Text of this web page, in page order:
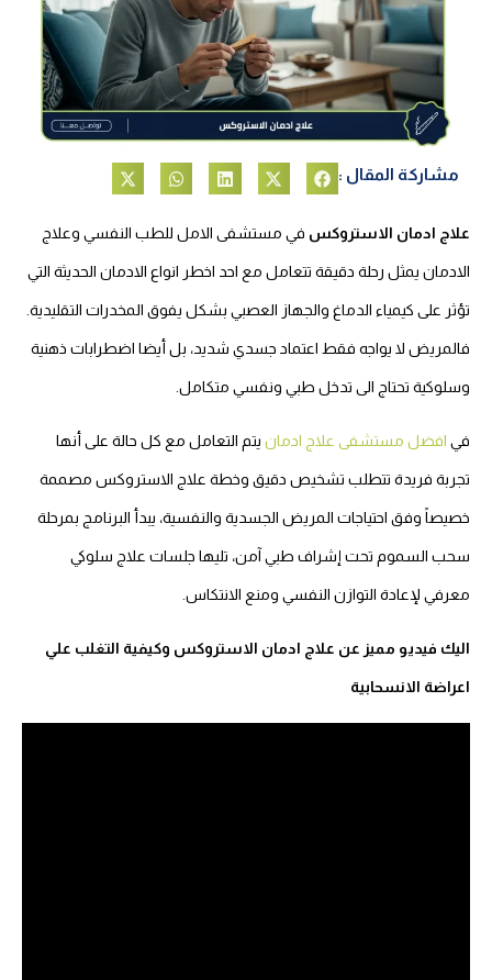
مشاركة المقال :
علاج ادمان الاستروكس في مستشفى الامل للطب النفسي وعلاج
الادمان يمثل رحلة دقيقة تتعامل مع احد اخطر انواع الادمان الحديثة التي
تؤثر على كيمياء الدماغ والجهاز العصبي بشكل يفوق المخدرات التقليدية.
فالمريض لا يواجه فقط اعتماد جسدي شديد، بل أيضا اضطرابات ذهنية
وسلوكية تحتاج الى تدخل طبي ونفسي متكامل.
في افضل مستشفى علاج ادمان يتم التعامل مع كل حالة على أنها
تجربة فريدة تتطلب تشخيص دقيق وخطة علاج الاستروكس مصممة
خصيصاً وفق احتياجات المريض الجسدية والنفسية، يبدأ البرنامج بمرحلة
سحب السموم تحت إشراف طبي آمن، تليها جلسات علاج سلوكي
معرفي لإعادة التوازن النفسي ومنع الانتكاس.
اليك فيديو مميز عن علاج ادمان الاستروكس وكيفية التغلب علي
اعراضة الانسحابية